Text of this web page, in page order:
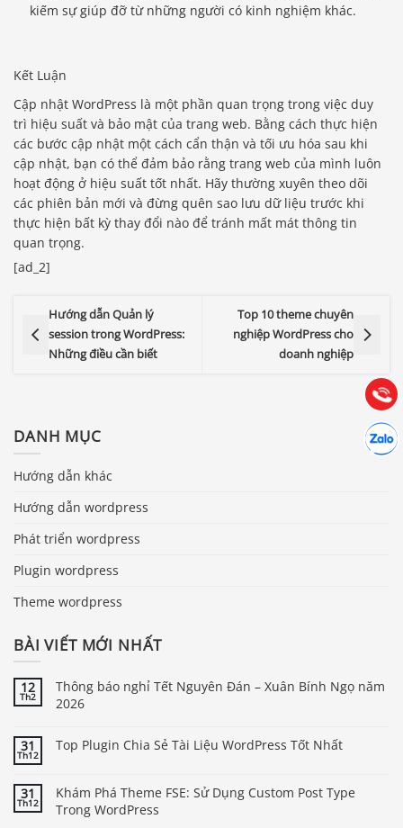
kiếm sự giúp đỡ từ những người có kinh nghiệm khác.
Kết Luận
Cập nhật WordPress là một phần quan trọng trong việc duy
trì hiệu suất và bảo mật của trang web. Bằng cách thực hiện
các bước cập nhật một cách cẩn thận và tối ưu hóa sau khi
cập nhật, bạn có thể đảm bảo rằng trang web của mình luôn
hoạt động ở hiệu suất tốt nhất. Hãy thường xuyên theo dõi
các phiên bản mới và đừng quên sao lưu dữ liệu trước khi
thực hiện bất kỳ thay đổi nào để tránh mất mát thông tin
quan trọng.
[ad_2]
Hướng dẫn Quản lý
session trong WordPress:
Những điều cần biết
Top 10 theme chuyên
nghiệp WordPress cho
doanh nghiệp
DANH MỤC
Hướng dẫn khác
Hướng dẫn wordpress
Phát triển wordpress
Plugin wordpress
Theme wordpress
BÀI VIẾT MỚI NHẤT
12
Th2
Thông báo nghỉ Tết Nguyên Đán – Xuân Bính Ngọ năm
2026
31
Th12
Top Plugin Chia Sẻ Tài Liệu WordPress Tốt Nhất
31
Th12
Khám Phá Theme FSE: Sử Dụng Custom Post Type
Trong WordPress
Gọi
0903.976.769
Hướng dẫn & Hỗ trợ:
(028) 22.166.144
Chát